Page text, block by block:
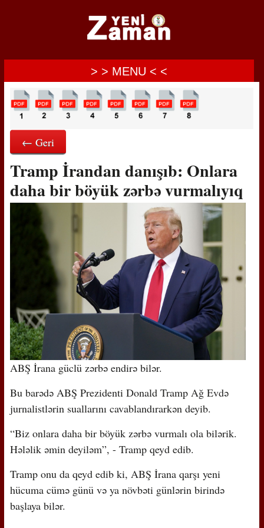
> > MENU < <
← Geri
Tramp İrandan danışıb: Onlara
daha bir böyük zərbə vurmalıyıq
ABŞ İrana güclü zərbə endirə bilər.
Bu barədə ABŞ Prezidenti Donald Tramp Ağ Evdə
jurnalistlərin suallarını cavablandırarkən deyib.
“Biz onlara daha bir böyük zərbə vurmalı ola bilərik.
Hələlik əmin deyiləm”, - Tramp qeyd edib.
Tramp onu da qeyd edib ki, ABŞ İrana qarşı yeni
hücuma cümə günü və ya növbəti günlərin birində
başlaya bilər.